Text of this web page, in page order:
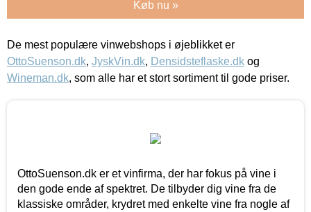
Køb nu »
De mest populære vinwebshops i øjeblikket er
OttoSuenson.dk, JyskVin.dk, Densidsteflaske.dk og
Wineman.dk, som alle har et stort sortiment til gode priser.
OttoSuenson.dk er et vinfirma, der har fokus på vine i
den gode ende af spektret. De tilbyder dig vine fra de
klassiske områder, krydret med enkelte vine fra nogle af